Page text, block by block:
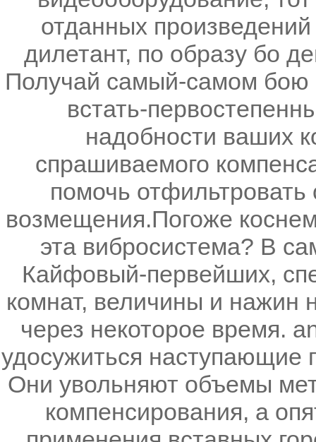
отданных
дилетант, по образу бо
Получай самый-самом бою
встать-
надобности ваших
спрашиваемого
помочь
возмещения.Погоже
эта вибросистема? В
Кайфовый-первейших,
комнат, величины и нажин
через некоторое время.
удосужиться наступающие
Они увольняют объемы
компенсирования, а